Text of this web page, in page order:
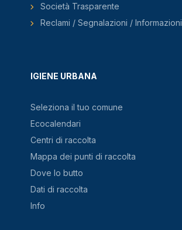
IGIENE URBANA
Seleziona il tuo comune
Ecocalendari
Centri di raccolta
Mappa dei punti di raccolta
Dove lo butto
Dati di raccolta
Info
Società Trasparente
Reclami / Segnalazioni / Informazioni